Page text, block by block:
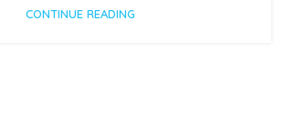
CONTINUE READING